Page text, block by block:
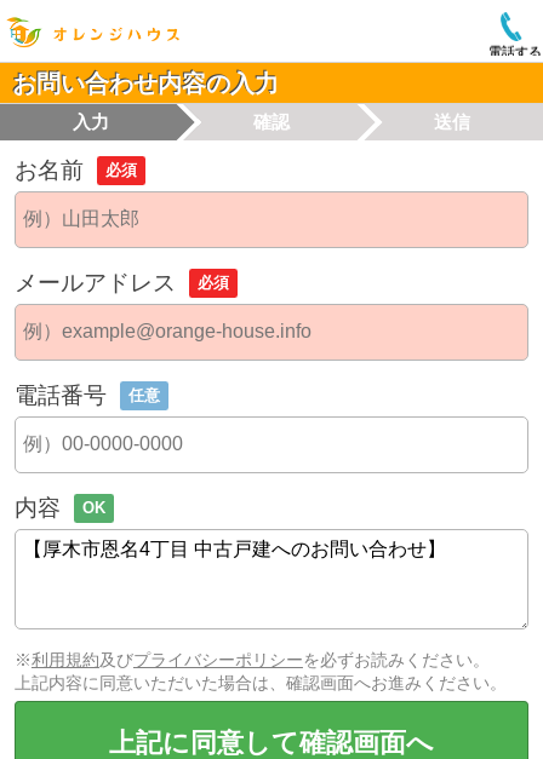
電話する
お問い合わせ内容の入力
入力 確認 送信
お名前 必須
メールアドレス 必須
電話番号 任意
内容 OK
※利用規約及びプライバシーポリシーを必ずお読みください。
上記内容に同意いただいた場合は、確認画面へお進みください。
上記に同意して確認画面へ